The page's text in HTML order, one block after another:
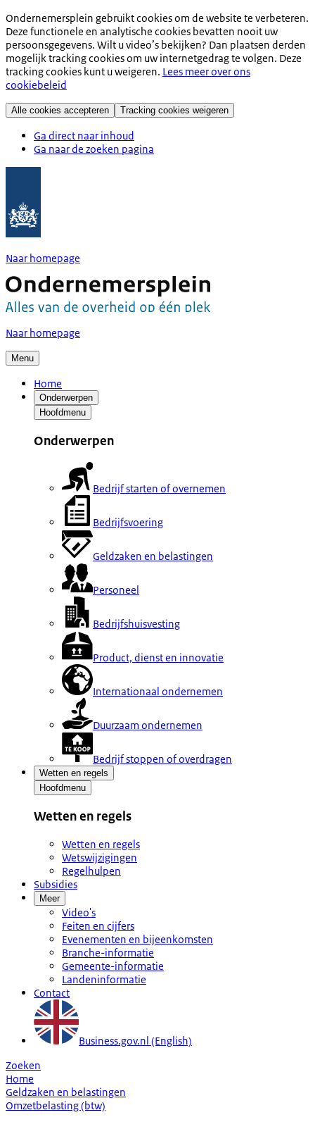
Ondernemersplein gebruikt cookies om de website te verbeteren.
Deze functionele en analytische cookies bevatten nooit uw
persoonsgegevens. Wilt u video’s bekijken? Dan plaatsen derden
mogelijk tracking cookies om uw internetgedrag te volgen. Deze
tracking cookies kunt u weigeren. Lees meer over ons
cookiebeleid
Alle cookies accepteren Tracking cookies weigeren
Ga direct naar inhoud
Ga naar de zoeken pagina
Naar homepage
Naar homepage
Menu
Home
Onderwerpen
Hoofdmenu
Onderwerpen
Bedrijf starten of overnemen
Bedrijfsvoering
Geldzaken en belastingen
Personeel
Bedrijfshuisvesting
Product, dienst en innovatie
Internationaal ondernemen
Duurzaam ondernemen
Bedrijf stoppen of overdragen
Wetten en regels
Hoofdmenu
Wetten en regels
Wetten en regels
Wetswijzigingen
Regelhulpen
Subsidies
Meer
Video's
Feiten en cijfers
Evenementen en bijeenkomsten
Branche-informatie
Gemeente-informatie
Landeninformatie
Contact
Business.gov.nl (English)
Zoeken
Home
Geldzaken en belastingen
Omzetbelasting (btw)